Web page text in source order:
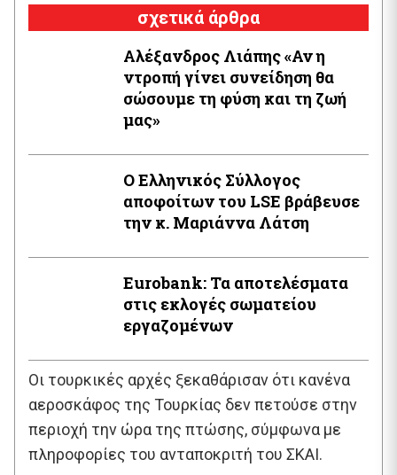
σχετικά άρθρα
Αλέξανδρος Λιάπης «Αν η
ντροπή γίνει συνείδηση θα
σώσουμε τη φύση και τη ζωή
μας»
Ο Ελληνικός Σύλλογος
αποφοίτων του LSE βράβευσε
την κ. Μαριάννα Λάτση
Εurobank: Τα αποτελέσματα
στις εκλογές σωματείου
εργαζομένων
Οι τουρκικές αρχές ξεκαθάρισαν ότι κανένα
αεροσκάφος της Τουρκίας δεν πετούσε στην
περιοχή την ώρα της πτώσης, σύμφωνα με
πληροφορίες του ανταποκριτή του ΣΚΑΙ.